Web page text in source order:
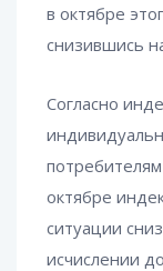
в октябре
снизившись
Согласно
октябре
ситуации
исчислении